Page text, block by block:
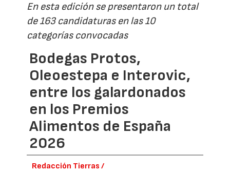
En esta edición se presentaron un total
de 163 candidaturas en las 10
categorías convocadas
Bodegas Protos,
Oleoestepa e Interovic,
entre los galardonados
en los Premios
Alimentos de España
2026
Redacción Tierras /